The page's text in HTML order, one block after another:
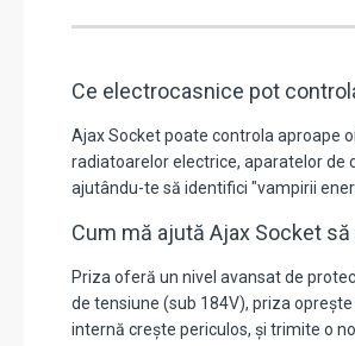
Ce electrocasnice pot
Ajax Socket poate controla aproape
radiatoarelor electrice, aparatelor de
ajutându-te să identifici "vampirii
Cum mă ajută Ajax Socket
Priza oferă un nivel avansat de
de tensiune (sub 184V), priza
internă crește periculos, și trimite o